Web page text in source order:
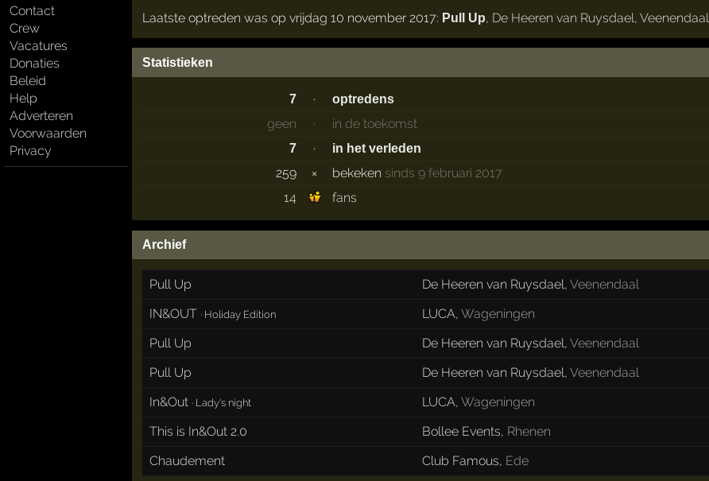
Contact
Crew
Vacatures
Donaties
Beleid
Help
Adverteren
Voorwaarden
Privacy
Laatste optreden was op vrijdag 10 november 2017: Pull Up, De Heeren van Ruysdael, Veenendaal
Statistieken
7 · optredens
geen · in de toekomst
7 · in het verleden
259 × bekeken sinds 9 februari 2017
14
fans
Archief
Pull Up De Heeren van Ruysdael,Veenendaal
IN&OUT · Holiday Edition LUCA,Wageningen
Pull Up
De Heeren van Ruysdael,Veenendaal
Pull Up
De Heeren van Ruysdael,Veenendaal
In&Out · Lady's night LUCA,Wageningen
This is In&Out 2.0
Bollee Events, Rhenen
Chaudement
Club Famous, Ede